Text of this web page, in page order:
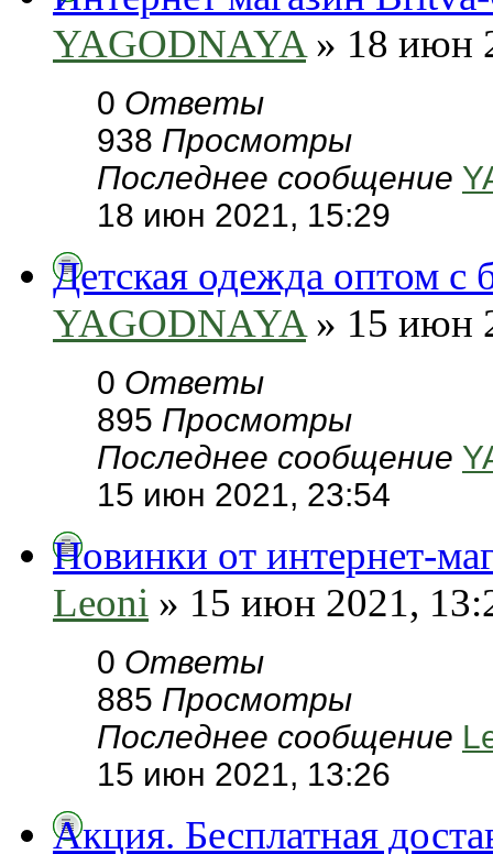
YAGODNAYA» 18 июн
0 Ответы
938 Просмотры
Последнее сообщение
18 июн 2021, 15:29
Детская одежда оптом с
YAGODNAYA» 15 июн
0 Ответы
895 Просмотры
Последнее сообщение
15 июн 2021, 23:54
Новинки от интернет-
Leoni » 15 июн 2021,
0 Ответы
885 Просмотры
Последнее сообщение
15 июн 2021, 13:26
Акция. Бесплатная